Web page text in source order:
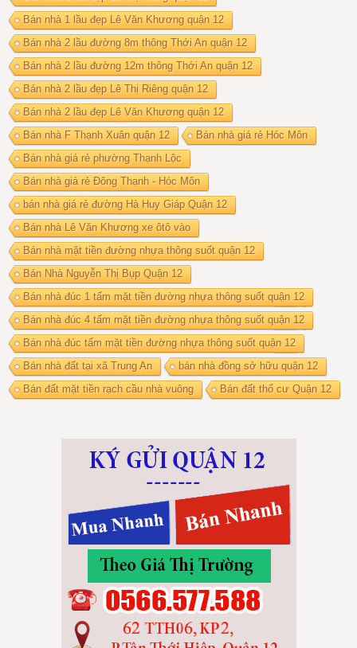
Bán nhà 1 lầu đẹp Lê Văn Khương quận 12
Bán nhà 2 lầu đường 8m thông Thới An quận 12
Bán nhà 2 lầu đường 12m thông Thới An quận 12
Bán nhà 2 lầu đẹp Lê Thị Riêng quận 12
Bán nhà 2 lầu đẹp Lê Văn Khương quận 12
Bán nhà F Thạnh Xuân quận 12
Bán nhà giá rẻ Hóc Môn
Bán nhà giá rẻ phường Thạnh Lộc
Bán nhà giá rẻ Đông Thạnh - Hóc Môn
bán nhà giá rẻ đường Hà Huy Giáp Quận 12
Bán nhà Lê Văn Khương xe ôtô vào
Bán nhà mặt tiền đường nhựa thông suốt quận 12
Bán Nhà Nguyễn Thị Bụp Quận 12
Bán nhà đúc 1 tấm mặt tiền đường nhựa thông suốt quận 12
Bán nhà đúc 4 tấm mặt tiền đường nhựa thông suốt quận 12
Bán nhà đúc tấm mặt tiền đường nhựa thông suốt quận 12
Bán nhà đất tại xã Trung An
bán nhà đồng sở hữu quận 12
Bán đất mặt tiền rạch cầu nhà vuông
Bán đất thổ cư Quận 12